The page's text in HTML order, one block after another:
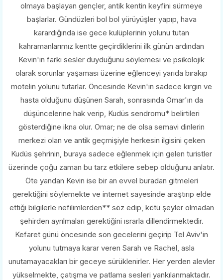
olmaya başlayan gençler, antik kentin keyfini sürmeye
başlarlar. Gündüzleri bol bol yürüyüşler yapıp, hava
karardığında ise gece kulüplerinin yolunu tutan
kahramanlarımız kentte geçirdiklerini ilk günün ardından
Kevin'in farkı sesler duyduğunu söylemesi ve psikolojik
olarak sorunlar yaşaması üzerine eğlenceyi yarıda bırakıp
motelin yolunu tutarlar. Öncesinde Kevin'in sadece kırgın ve
hasta olduğunu düşünen Sarah, sonrasında Omar'ın da
düşüncelerine hak verip, Kudüs sendromu* belirtileri
gösterdiğine ikna olur. Omar; ne de olsa semavi dinlerin
merkezi olan ve antik geçmişiyle herkesin ilgisini çeken
Kudüs şehrinin, buraya sadece eğlenmek için gelen turistler
üzerinde çoğu zaman bu tarz etkilere sebep olduğunu anlatır.
Öte yandan Kevin ise bir an evvel buradan gitmeleri
gerektiğini söylemekte ve internet sayesinde araştırıp elde
ettiği bilgilerle nefilimlerden** söz edip, kötü şeyler olmadan
şehirden ayrılmaları gerektiğini ısrarla dillendirmektedir.
Kefaret günü öncesinde son gecelerini geçirip Tel Aviv'in
yolunu tutmaya karar veren Sarah ve Rachel, asla
unutamayacakları bir geceye sürüklenirler. Her yerden alevler
yükselmekte, çatışma ve patlama sesleri yankılanmaktadır.